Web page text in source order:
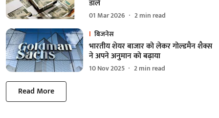
डाले
01 Mar 2026 2min read
बिजनेस
भारतीय शेयर बाजार को लेकर गोल्डमैन शैक्स
ने अपने अनुमान को बढ़ाया
10 Nov 2025 2min read
Read More